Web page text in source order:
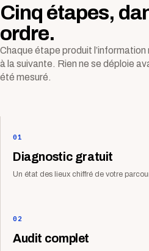
Cinq étapes,
ordre.
Chaque étape produit l’information
à la suivante. Rien ne se déploie
été mesuré.
01
Diagnostic gratuit
Un état des lieux chiffré de votre
02
Audit complet